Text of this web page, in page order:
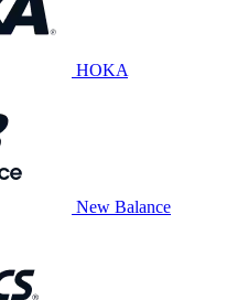
HOKA
New Balance